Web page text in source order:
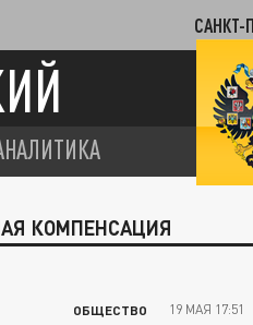
САНКТ-
КОМПЕНСАЦИЯ
ОБЩЕСТВО 19 МАЯ 17:51